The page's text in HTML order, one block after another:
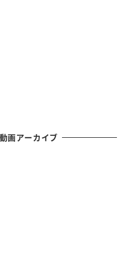
と
たな悩みを
うよ
その仕事の
どさ はい
やっぱり
かります
んだよね
画アーカイブ